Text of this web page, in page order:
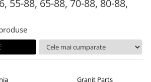
55-88, 65-88, 70-88, 80-88,
Granit Parts